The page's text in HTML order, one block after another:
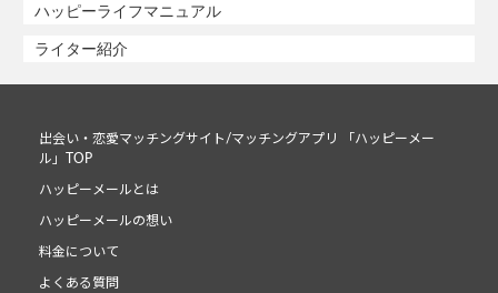
ハッピーライフマニュアル
ライター紹介
出会い・恋愛マッチングサイト/マッチングアプリ 「ハッピーメー
ル」TOP
ハッピーメールとは
ハッピーメールの想い
料金について
よくある質問